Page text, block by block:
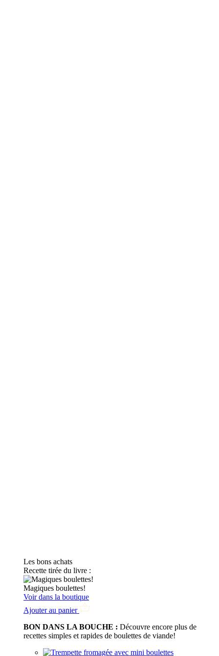
Les bons achats
Recette tirée du livre :
Magiques boulettes!
Voir dans la boutique
Ajouter au panier
BON DANS LA BOUCHE : Découvre encore plus de
recettes simples et rapides de boulettes de viande!